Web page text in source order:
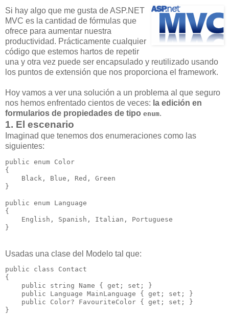
Si hay algo que me gusta de ASP.NET
MVC es la cantidad de fórmulas que
ofrece para aumentar nuestra
productividad. Prácticamente cualquier
código que estemos hartos de repetir
una y otra vez puede ser encapsulado y reutilizado usando
los puntos de extensión que nos proporciona el framework.
Hoy vamos a ver una solución a un problema al que seguro
nos hemos enfrentado cientos de veces: la edición en
formularios de propiedades de tipo enum.
1. El escenario
Imaginad que tenemos dos enumeraciones como las
siguientes:
public enum Color
{
    Black, Blue, Red, Green
}
public enum Language
{
    English, Spanish, Italian, Portuguese
}
Usadas una clase del Modelo tal que:
public class Contact
{
    public string Name { get; set; }
    public Language MainLanguage { get; set; }
    public Color? FavouriteColor { get; set; }
}